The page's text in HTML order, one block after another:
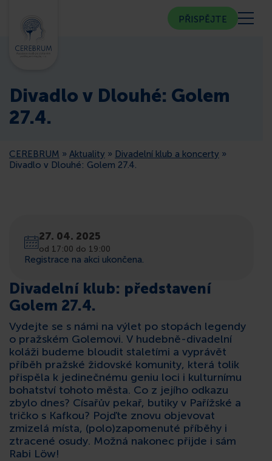
KOMUNITNÍ CENTRUM
CEREBRUM V MÉDIÍCH
KONTAKT
PŘISPĚJTE
Divadlo v Dlouhé: Golem
27.4.
CEREBRUM » Aktuality » Divadelní klub a koncerty »
Divadlo v Dlouhé: Golem 27.4.
27. 04. 2025
od 17:00 do 19:00
Registrace na akci ukončena.
Divadelní klub: představení
Golem 27.4.
Vydejte se s námi na výlet po stopách legendy
o pražském Golemovi. V hudebně-divadelní
koláži budeme bloudit staletími a vyprávět
příběh pražské židovské komunity, která tolik
přispěla k jedinečnému geniu loci i kulturnímu
bohatství tohoto města. Co z jejího odkazu
zbylo dnes? Císařův pekař, butiky v Pařížské a
tričko s Kafkou? Pojďte znovu objevovat
zmizelá místa, (polo)zapomenuté příběhy i
ztracené osudy. Možná nakonec přijde i sám
Rabi Löw!